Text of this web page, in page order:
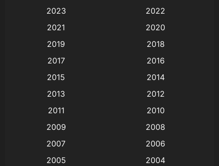
Animation การ์ตูน
Animation อนิเมะ
Animation แอนิเมชั่น
(9)
Big tits (นมใหญ่)
2023
2022
2021
2020
2019
2018
2017
2016
2015
2014
2013
2012
2011
2010
2009
2008
2007
2006
2005
2004